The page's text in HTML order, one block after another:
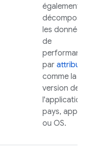
également
décomposez
les données
de
performances
par attributs
comme la
version de
l'application,
pays, appareil
ou OS.